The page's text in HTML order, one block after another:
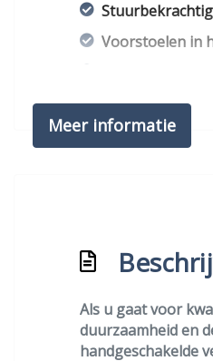
Voorstoelen in
Meer informatie
Als u gaat voor
duurzaamheid en
handgeschakelde